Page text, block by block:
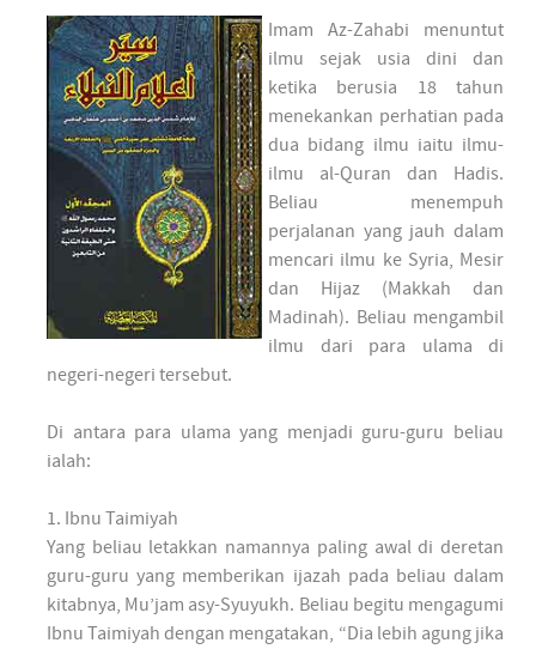
Imam Az-Zahabi menuntut
ilmu sejak usia dini dan
ketika berusia 18 tahun
menekankan perhatian pada
dua bidang ilmu iaitu ilmu-
ilmu al-Quran dan Hadis.
Beliau menempuh
perjalanan yang jauh dalam
mencari ilmu ke Syria, Mesir
dan Hijaz (Makkah dan
Madinah). Beliau mengambil
ilmu dari para ulama di
negeri-negeri tersebut.
Di antara para ulama yang menjadi guru-guru beliau
ialah:
1. Ibnu Taimiyah
Yang beliau letakkan namannya paling awal di deretan
guru-guru yang memberikan ijazah pada beliau dalam
kitabnya, Mu’jam asy-Syuyukh. Beliau begitu mengagumi
Ibnu Taimiyah dengan mengatakan, “Dia lebih agung jika